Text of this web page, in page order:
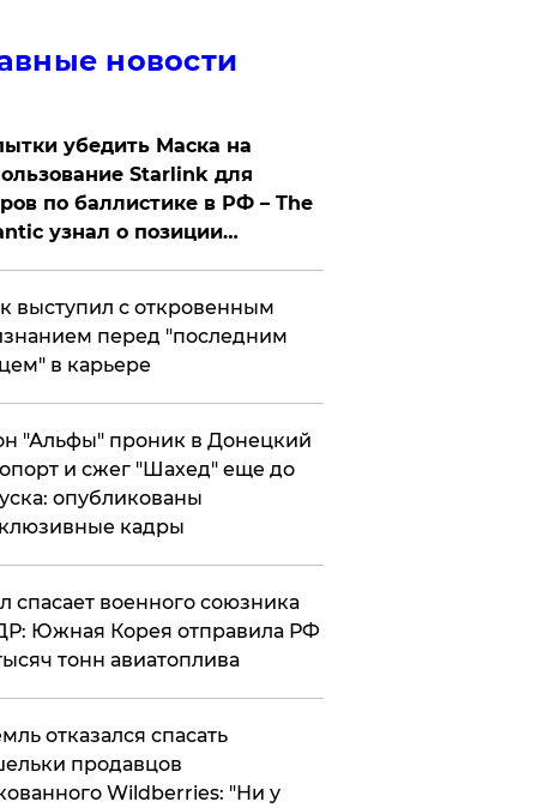
новости
убедить Маска на
Starlink для
по баллистике в РФ – The
узнал о позиции
выступил с откровенным
перед "последним
в карьере
"Альфы" проник в Донецкий
и сжег "Шахед" еще до
опубликованы
кадры
спасает военного союзника
Южная Корея отправила РФ
тонн авиатоплива
отказался спасать
продавцов
Wildberries: "Ни у